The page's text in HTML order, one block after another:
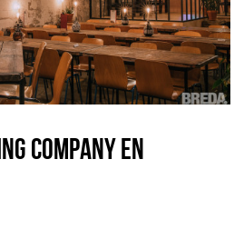
COMPANY EN